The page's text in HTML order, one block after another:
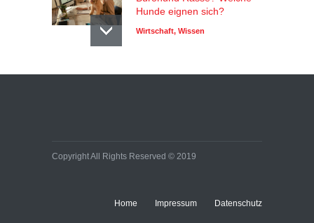
Hunde eignen sich?
Wirtschaft, Wissen
Copyright All Rights Reserved © 2019
Home Impressum Datenschutz